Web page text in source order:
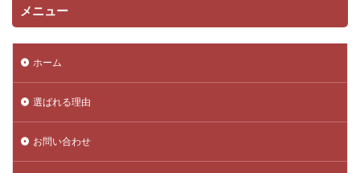
メニュー
ホーム
選ばれる理由
お問い合わせ